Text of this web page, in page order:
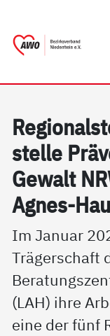
s­tel­le
Ge­walt
Ag­nes-
Im Januar
Trägerschaft
(LAH) ihre
eine der fünf